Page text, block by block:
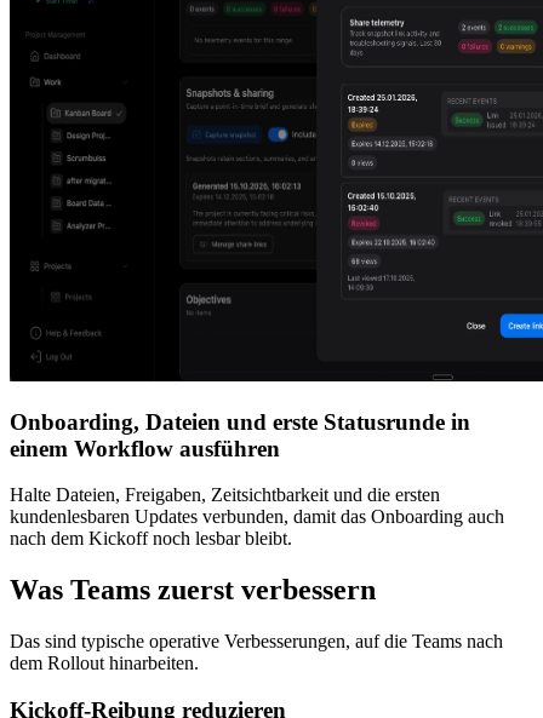
Onboarding, Dateien und erste Statusrunde in
einem Workflow ausführen
Halte Dateien, Freigaben, Zeitsichtbarkeit und die ersten
kundenlesbaren Updates verbunden, damit das Onboarding auch
nach dem Kickoff noch lesbar bleibt.
Was Teams zuerst verbessern
Das sind typische operative Verbesserungen, auf die Teams nach
dem Rollout hinarbeiten.
Kickoff-Reibung reduzieren